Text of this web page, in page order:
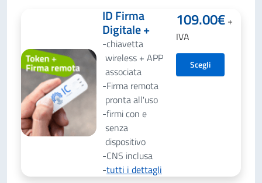
ID Firma
Digitale +
chiavetta
wireless + APP
associata
Firma remota
pronta all'uso
firmi con e
senza
dispositivo
CNS inclusa
tutti i dettagli
109.00€+
IVA
Scegli